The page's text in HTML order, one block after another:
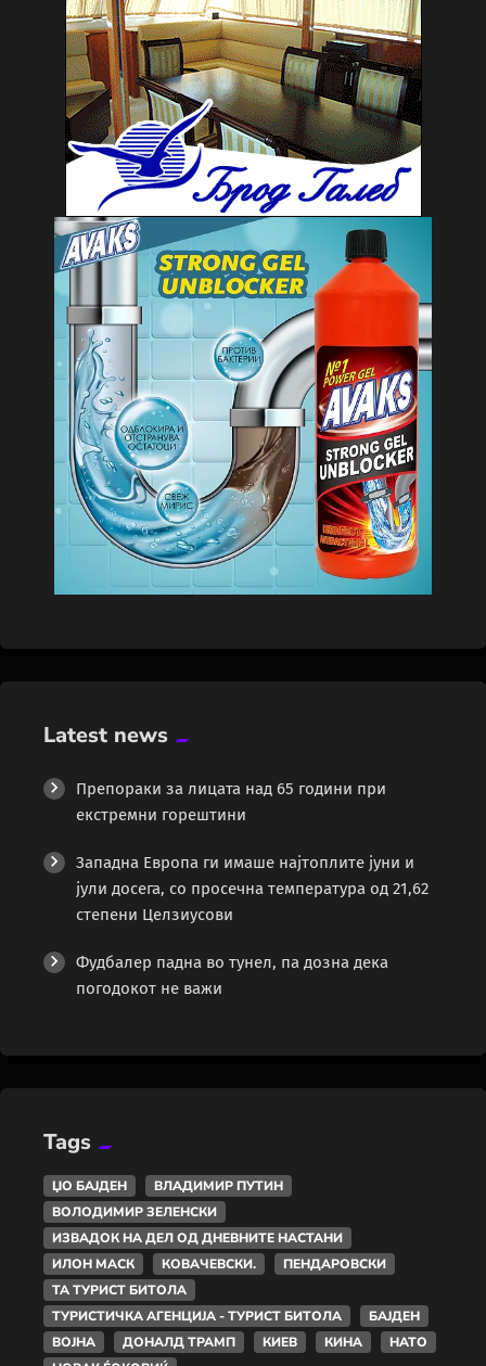
Latest news
Препораки за лицата над 65 години при
екстремни горештини
Западна Европа ги имаше најтоплите јуни и
јули досега, со просечна температура од 21,62
степени Целзиусови
Фудбалер падна во тунел, па дозна дека
погодокот не важи
Tags
ЏО БАЈДЕН
ВЛАДИМИР ПУТИН
ВОЛОДИМИР ЗЕЛЕНСКИ
ИЗВАДОК НА ДЕЛ ОД ДНЕВНИТЕ НАСТАНИ
ИЛОН МАСК
КОВАЧЕВСКИ.
ПЕНДАРОВСКИ
ТА ТУРИСТ БИТОЛА
ТУРИСТИЧКА АГЕНЦИЈА - ТУРИСТ БИТОЛА
БАЈДЕН
ВОЈНА
ДОНАЛД ТРАМП КИЕВ КИНА
НАТО